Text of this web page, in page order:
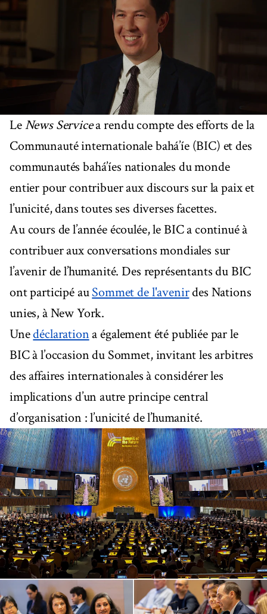
LeNews Servicea rendu compte des efforts de la
Communauté internationale bahá’íe (BIC) et des
communautés bahá’íes nationales du monde
entier pour contribuer aux discours sur la paix et
l’unicité, dans toutes ses diverses facettes.
Au cours de l’année écoulée, le BIC a continué à
contribuer aux conversations mondiales sur
l’avenir de l’humanité. Des représentants du BIC
ont participé auSommet de l'avenirdes Nations
unies, à New York.
Unedéclaration a également été publiée par le
BIC à l’occasion du Sommet, invitant les arbitres
des affaires internationales à considérer les
implications d’un autre principe central
d’organisation : l’unicité de l’humanité.